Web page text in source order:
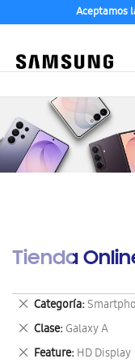
Aceptamos
Tienda
Categoría
Eliminar
este
artículo
Clase Galaxy A
Eliminar
este
Feature HD Display
Eliminar